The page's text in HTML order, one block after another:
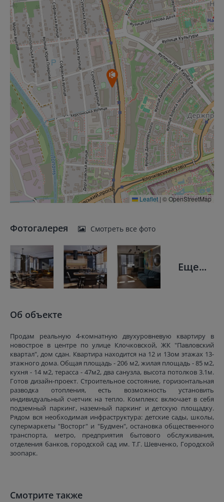
Leaflet | © OpenStreetMap
Фотогалерея Смотреть все фото
Еще...
Об объекте
Продам реальную 4-комнатную двухуровневую квартиру в
новострое в центре по улице Клочковской, ЖК "Павловский
квартал", дом сдан. Квартира находится на 12 и 13ом этажах 13-
этажного дома. Общая площадь - 206 м2, жилая площадь - 85 м2,
кухня - 14 м2, терасса - 47м2, два санузла, высота потолков 3.1м.
Готов дизайн-проект. Строительное состояние, горизонтальная
разводка отопления, есть возможность установить
индивидуальный счетчик на тепло. Комплекс включает в себя
подземный паркинг, наземный паркинг и детскую площадку.
Рядом вся необходимая инфраструктура: детские сады, школы,
супермаркеты "Восторг" и "Будмен", остановка общественного
транспорта, метро, предприятия бытового обслуживания,
отделения банков, городской сад им. Т.Г. Шевченко, Городской
зоопарк.
Смотрите также